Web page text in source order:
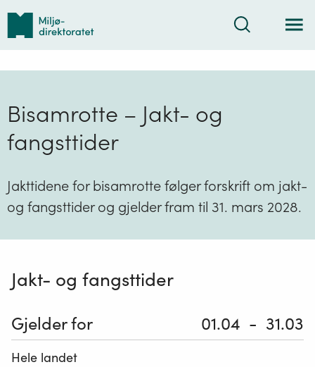
Tilbake
forsiden
Søk
Bisamrotte – Jakt- og
fangsttider
Jakttidene for bisamrotte følger forskrift om jakt-
og fangsttider og gjelder fram til 31. mars 2028.
Jakt- og fangsttider
Gjelder for 01.04 31.03
Hele landet